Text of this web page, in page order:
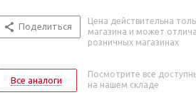
Поделиться
Цена действительна
магазина и может
розничных магазинах
Все аналоги
Посмотрите все
на нашем складе